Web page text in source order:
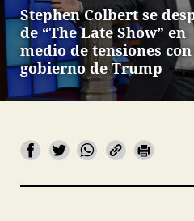
Stephen Colbert se
de “The Late Show” en
medio de tensiones
gobierno de Trump